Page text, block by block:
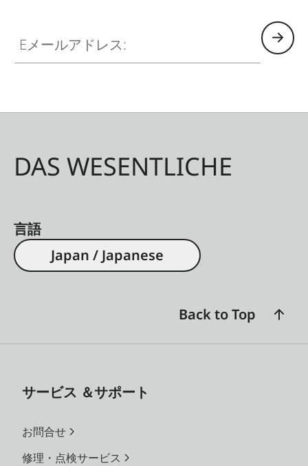
DAS WESENTLICHE
言語
Japan / Japanese
Back to Top
サービス ＆サポート
お問合せ
修理・点検サービス